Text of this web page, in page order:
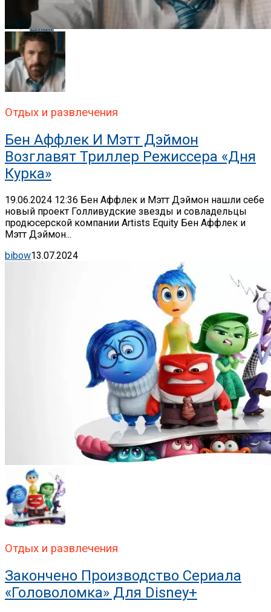
Email
Отдых и развлечения
Бен Аффлек И Мэтт Дэймон
Возглавят Триллер Режиссера «Дня
Курка»
19.06.2024 12:36 Бен Аффлек и Мэтт Дэймон нашли себе
новый проект Голливудские звезды и совладельцы
продюсерской компании Artists Equity Бен Аффлек и
Мэтт Дэймон...
bibow13.07.2024
Отдых и развлечения
Закончено Производство Сериала
«Головоломка» Для Disney+